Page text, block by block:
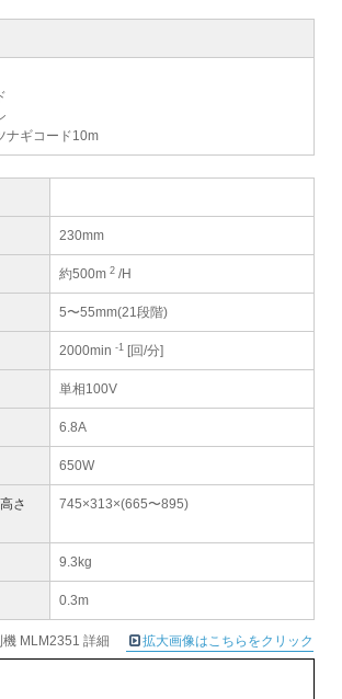
ナギコード10m
230mm
約500m 2 /H
5〜55mm(21段階)
2000min -1 [回/分]
単相100V
6.8A
650W
さ
745×313×(665〜895)
9.3kg
0.3m
MLM2351 詳細 拡大画像はこちらをクリック